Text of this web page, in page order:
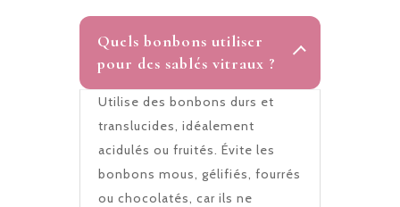
Quels bonbons utiliser
pour des sablés vitraux ?
Utilise des bonbons durs et
translucides, idéalement
acidulés ou fruités. Évite les
bonbons mous, gélifiés, fourrés
ou chocolatés, car ils ne